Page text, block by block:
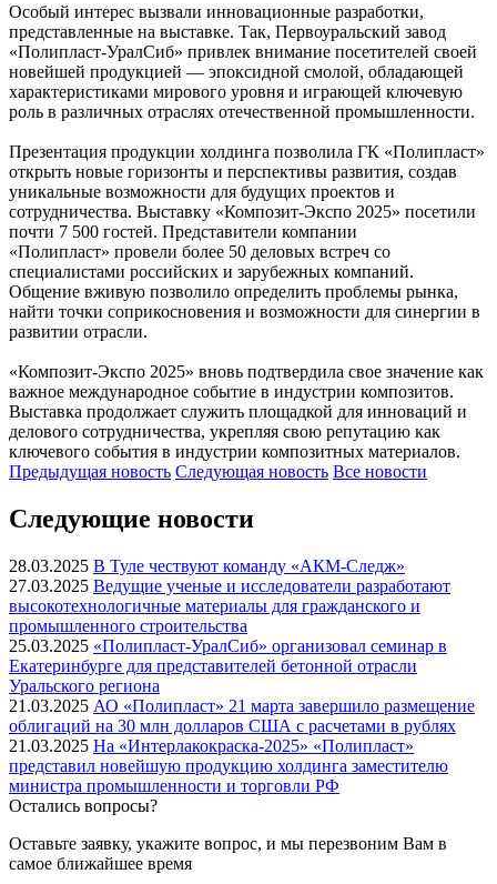
Особый интерес вызвали инновационные разработки,
представленные на выставке. Так, Первоуральский завод
«Полипласт-УралСиб» привлек внимание посетителей своей
новейшей продукцией — эпоксидной смолой, обладающей
характеристиками мирового уровня и играющей ключевую
роль в различных отраслях отечественной промышленности.
Презентация продукции холдинга позволила ГК «Полипласт»
открыть новые горизонты и перспективы развития, создав
уникальные возможности для будущих проектов и
сотрудничества. Выставку «Композит-Экспо 2025» посетили
почти 7 500 гостей. Представители компании
«Полипласт» провели более 50 деловых встреч со
специалистами российских и зарубежных компаний.
Общение вживую позволило определить проблемы рынка,
найти точки соприкосновения и возможности для синергии в
развитии отрасли.
«Композит-Экспо 2025» вновь подтвердила свое значение как
важное международное событие в индустрии композитов.
Выставка продолжает служить площадкой для инноваций и
делового сотрудничества, укрепляя свою репутацию как
ключевого события в индустрии композитных материалов.
Предыдущая новость Следующая новость Все новости
Следующие новости
28.03.2025 В Туле чествуют команду «АКМ-Следж»
27.03.2025 Ведущие ученые и исследователи разработают
высокотехнологичные материалы для гражданского и
промышленного строительства
25.03.2025 «Полипласт-УралСиб» организовал семинар в
Екатеринбурге для представителей бетонной отрасли
Уральского региона
21.03.2025 АО «Полипласт» 21 марта завершило размещение
облигаций на 30 млн долларов США с расчетами в рублях
21.03.2025 На «Интерлакокраска-2025» «Полипласт»
представил новейшую продукцию холдинга заместителю
министра промышленности и торговли РФ
Остались вопросы?
Оставьте заявку, укажите вопрос, и мы перезвоним Вам в
самое ближайшее время